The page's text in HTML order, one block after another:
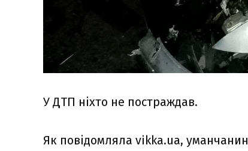
У ДТП ніхто не постраждав.
Як повідомляла vikka.ua, уманчанин